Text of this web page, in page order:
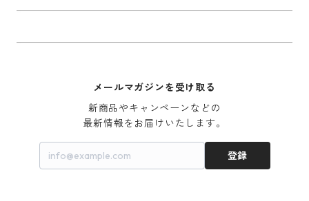
メールマガジンを受け取る
新商品やキャンペーンなどの
最新情報をお届けいたします。
登録